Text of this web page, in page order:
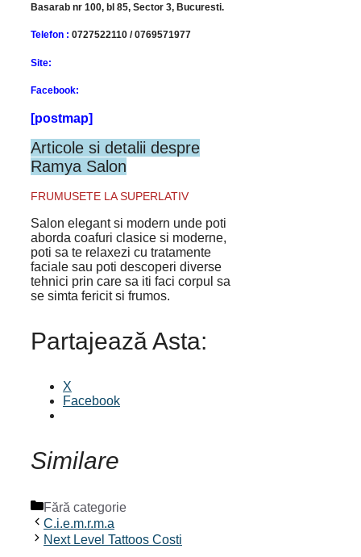
Basarab nr 100, bl 85, Sector 3, Bucuresti.
Telefon : 0727522110 / 0769571977
Site:
Facebook:
[postmap]
Articole si detalii despre
Ramya Salon
FRUMUSETE LA SUPERLATIV
Salon elegant si modern unde poti
aborda coafuri clasice si moderne,
poti sa te relaxezi cu tratamente
faciale sau poti descoperi diverse
tehnici prin care sa iti faci corpul sa
se simta fericit si frumos.
Partajează Asta:
X
Facebook
Similare
Categorii
Fără categorie
C.i.e.m.r.m.a
Next Level Tattoos Costi